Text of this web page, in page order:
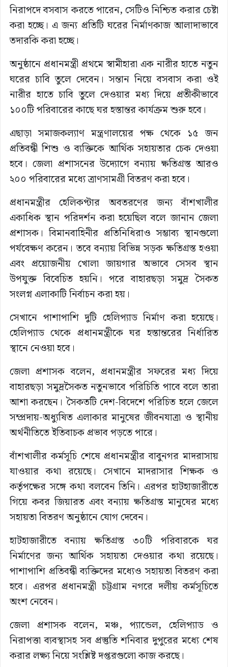
নিরাপদে বসবাস করতে পারেন, সেটিও নিশ্চিত করার চেষ্টা
করা হচ্ছে। এ জন্য প্রতিটি ঘরের নির্মাণকাজ আলাদাভাবে
তদারকি করা হচ্ছে।
অনুষ্ঠানে প্রধানমন্ত্রী প্রথমে স্বামীহারা এক নারীর হাতে নতুন
ঘরের চাবি তুলে দেবেন। সন্তান নিয়ে বসবাস করা ওই
নারীর হাতে চাবি তুলে দেওয়ার মধ্য দিয়ে প্রতীকীভাবে
১০০টি পরিবারের কাছে ঘর হস্তান্তর কার্যক্রম শুরু হবে।
এছাড়া সমাজকল্যাণ মন্ত্রণালয়ের পক্ষ থেকে ১৫ জন
প্রতিবন্ধী শিশু ও ব্যক্তিকে আর্থিক সহায়তার চেক দেওয়া
হবে। জেলা প্রশাসনের উদ্যোগে বন্যায় ক্ষতিগ্রস্ত আরও
২০০ পরিবারের মধ্যে ত্রাণসামগ্রী বিতরণ করা হবে।
প্রধানমন্ত্রীর হেলিকপ্টার অবতরণের জন্য বাঁশখালীর
একাধিক স্থান পরিদর্শন করা হয়েছিল বলে জানান জেলা
প্রশাসক। বিমানবাহিনীর প্রতিনিধিরাও সম্ভাব্য স্থানগুলো
পর্যবেক্ষণ করেন। তবে বন্যায় বিভিন্ন সড়ক ক্ষতিগ্রস্ত হওয়া
এবং প্রয়োজনীয় খোলা জায়গার অভাবে সেসব স্থান
উপযুক্ত বিবেচিত হয়নি। পরে বাহারছড়া সমুদ্র সৈকত
সংলগ্ন এলাকাটি নির্বাচন করা হয়।
সেখানে পাশাপাশি দুটি হেলিপ্যাড নির্মাণ করা হয়েছে।
হেলিপ্যাড থেকে প্রধানমন্ত্রীকে ঘর হস্তান্তরের নির্ধারিত
স্থানে নেওয়া হবে।
জেলা প্রশাসক বলেন, প্রধানমন্ত্রীর সফরের মধ্য দিয়ে
বাহারছড়া সমুদ্রসৈকত নতুনভাবে পরিচিতি পাবে বলে তারা
আশা করছেন। সৈকতটি দেশ-বিদেশে পরিচিত হলে জেলে
সম্প্রদায়-অধ্যুষিত এলাকার মানুষের জীবনযাত্রা ও স্থানীয়
অর্থনীতিতে ইতিবাচক প্রভাব পড়তে পারে।
বাঁশখালীর কর্মসূচি শেষে প্রধানমন্ত্রীর বাবুনগর মাদরাসায়
যাওয়ার কথা রয়েছে। সেখানে মাদরাসার শিক্ষক ও
কর্তৃপক্ষের সঙ্গে কথা বলবেন তিনি। এরপর হাটহাজারীতে
গিয়ে কবর জিয়ারত এবং বন্যায় ক্ষতিগ্রস্ত মানুষের মধ্যে
সহায়তা বিতরণ অনুষ্ঠানে যোগ দেবেন।
হাটহাজারীতে বন্যায় ক্ষতিগ্রস্ত ৩০টি পরিবারকে ঘর
নির্মাণের জন্য আর্থিক সহায়তা দেওয়ার কথা রয়েছে।
পাশাপাশি প্রতিবন্ধী ব্যক্তিদের মধ্যেও সহায়তা বিতরণ করা
হবে। এরপর প্রধানমন্ত্রী চট্টগ্রাম নগরে দলীয় কর্মসূচিতে
অংশ নেবেন।
জেলা প্রশাসক বলেন, মঞ্চ, প্যান্ডেল, হেলিপ্যাড ও
নিরাপত্তা ব্যবস্থাসহ সব প্রস্তুতি শনিবার দুপুরের মধ্যে শেষ
করার লক্ষ্য নিয়ে সংশ্লিষ্ট দপ্তরগুলো কাজ করছে।